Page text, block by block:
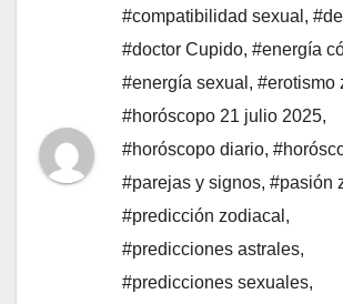
#compatibilidad sexual ,
#doctor Cupido, #energía
#energía sexual , #erotismo
#horóscopo 21 julio 2025,
#horóscopo diario,
#parejas y signos, #pasión
#predicción zodiacal ,
#predicciones astrales,
#predicciones sexuales,